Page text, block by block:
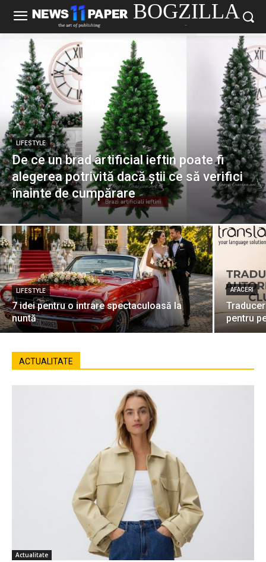
BOGZILLA
-
LIFESTYLE
De ce un brad artificial ieftin poate fi
alegerea potrivită dacă știi ce să verifici
înainte de cumpărare
LIFESTYLE
7 idei pentru o intrare spectaculoasă la
nuntă
AFACERI
pentru
ACTUALITATE
Actualitate